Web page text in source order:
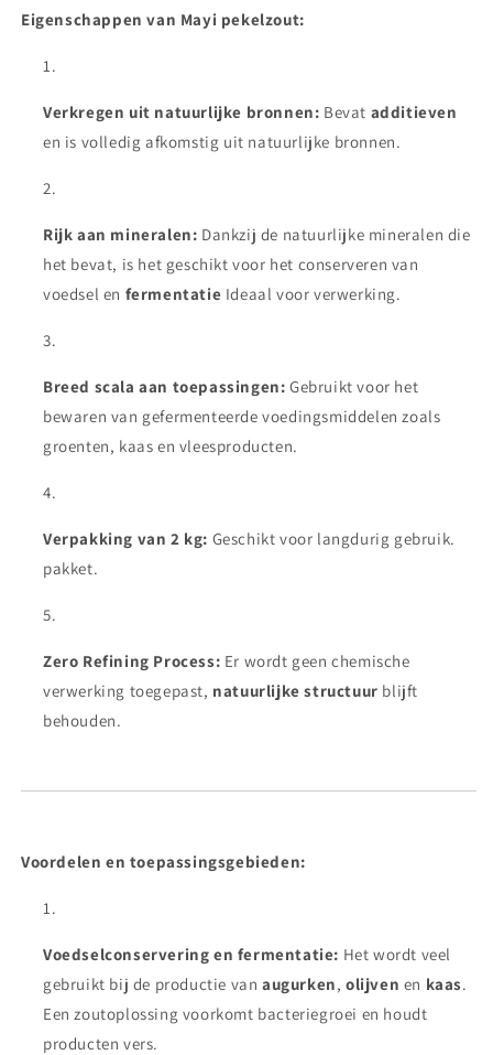
Eigenschappen van Mayi pekelzout:
Verkregen uit natuurlijke bronnen: Bevat additieven
en is volledig afkomstig uit natuurlijke bronnen.
Rijk aan mineralen: Dankzij de natuurlijke mineralen die
het bevat, is het geschikt voor het conserveren van
voedsel en fermentatie Ideaal voor verwerking.
Breed scala aan toepassingen: Gebruikt voor het
bewaren van gefermenteerde voedingsmiddelen zoals
groenten, kaas en vleesproducten.
Verpakking van 2 kg: Geschikt voor langdurig gebruik.
pakket.
Zero Refining Process: Er wordt geen chemische
verwerking toegepast, natuurlijke structuur blijft
behouden.
Voordelen en toepassingsgebieden:
Voedselconservering en fermentatie: Het wordt veel
gebruikt bij de productie vanaugurken,olijven en kaas.
Een zoutoplossing voorkomt bacteriegroei en houdt
producten vers.